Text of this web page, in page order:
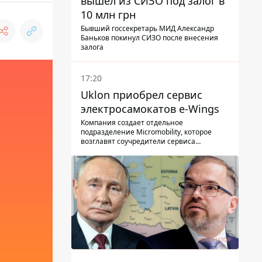
10 млн грн
Бывший госсекретарь МИД Александр
Баньков покинул СИЗО после внесения
залога
17:20
Uklon приобрел сервис
электросамокатов e-Wings
Компания создает отдельное
подразделение Micromobility, которое
возглавят соучредители сервиса